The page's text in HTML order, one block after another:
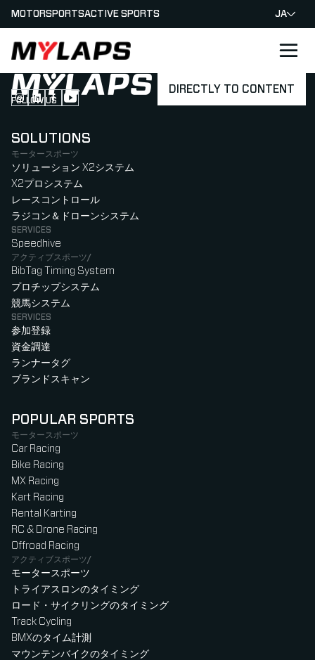
DIRECTLY TO CONTENT
LOGO MYLAPS - JAPAN
MOTORSPORTSACTIVE SPORTS JA
FOLLOW US
Follow us on Instagram (Opens in new tab)
Follow us on LinkedIn (Opens in new tab)
Follow us on Facebook (Opens in new tab)
Follow us on YouTube (Opens in new tab)
SOLUTIONS
モータースポーツ
ソリューション X2システム
X2プロシステム
レースコントロール
ラジコン＆ドローンシステム
SERVICES
Speedhive
アクティブスポーツ/
BibTag Timing System
プロチップシステム
競馬システム
SERVICES
参加登録
資金調達
ランナータグ
ブランドスキャン
POPULAR SPORTS
モータースポーツ
Car Racing
Bike Racing
MX Racing
Kart Racing
Rental Karting
RC & Drone Racing
Offroad Racing
アクティブスポーツ/
モータースポーツ
トライアスロンのタイミング
ロード・サイクリングのタイミング
Track Cycling
BMXのタイム計測
マウンテンバイクのタイミング